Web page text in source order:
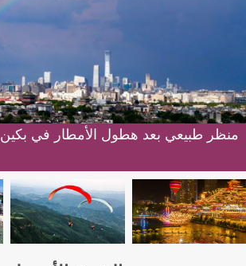
منظر طبيعي بعد هطول الأمطار في بكين